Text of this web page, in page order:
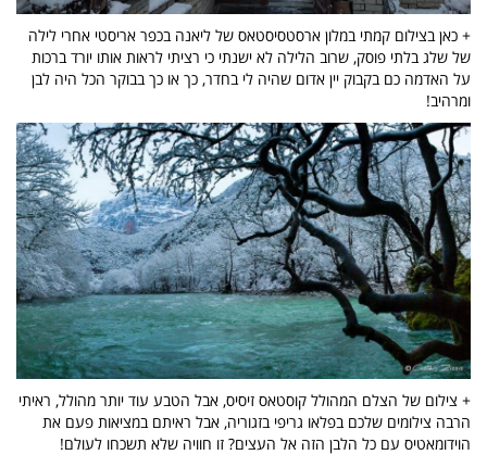
+ כאן בצילום קמתי במלון ארסטסיסטאס של ליאנה בכפר אריסטי אחרי לילה
של שלג בלתי פוסק, שרוב הלילה לא ישנתי כי רציתי לראות אותו יורד ברכות
על האדמה כם בקבוק יין אדום שהיה לי בחדר, כך או כך בבוקר הכל היה לבן
ומרהיב!
+ צילום של הצלם המהולל קוסטאס זיסיס, אבל הטבע עוד יותר מהולל, ראיתי
הרבה צילומים שלכם בפלאו גריפי בזגוריה, אבל ראיתם במציאות פעם את
הוידומאטיס עם כל הלבן הזה אל העצים? זו חוויה שלא תשכחו לעולם!